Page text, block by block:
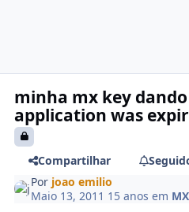
minha mx key
application was
Compartilhar
Por joao emilio
Maio 13, 2011 15 anos em